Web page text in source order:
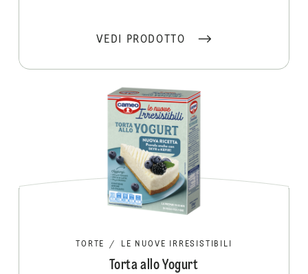
VEDI PRODOTTO
TORTE / LE NUOVE IRRESISTIBILI
Torta allo Yogurt